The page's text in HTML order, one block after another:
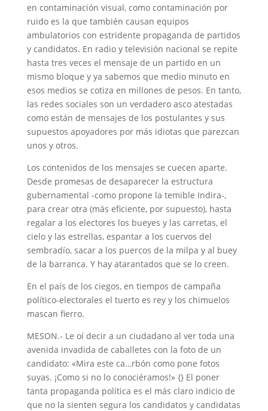
en contaminación visual, como contaminación por
ruido es la que también causan equipos
ambulatorios con estridente propaganda de partidos
y candidatos. En radio y televisión nacional se repite
hasta tres veces el mensaje de un partido en un
mismo bloque y ya sabemos que medio minuto en
esos medios se cotiza en millones de pesos. En tanto,
las redes sociales son un verdadero asco atestadas
como están de mensajes de los postulantes y sus
supuestos apoyadores por más idiotas que parezcan
unos y otros.
Los contenidos de los mensajes se cuecen aparte.
Desde promesas de desaparecer la estructura
gubernamental -como propone la temible Indira-,
para crear otra (más eficiente, por supuesto), hasta
regalar a los electores los bueyes y las carretas, el
cielo y las estrellas, espantar a los cuervos del
sembradío, sacar a los puercos de la milpa y al buey
de la barranca. Y hay atarantados que se lo creen.
En el país de los ciegos, en tiempos de campaña
político-electorales el tuerto es rey y los chimuelos
mascan fierro.
MESON.- Le oí decir a un ciudadano al ver toda una
avenida invadida de caballetes con la foto de un
candidato: «Mira este ca…rbón como pone fotos
suyas. ¡Como si no lo conociéramos!» {} El poner
tanta propaganda política es el más claro indicio de
que no la sienten segura los candidatos y candidatas